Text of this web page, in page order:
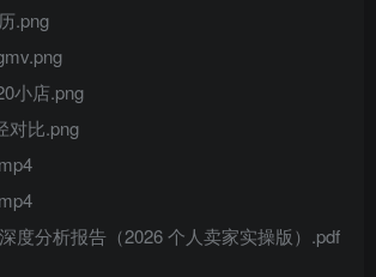
.png
小店.png
对比.png
度分析报告（2026 个人卖家实操版）.pdf